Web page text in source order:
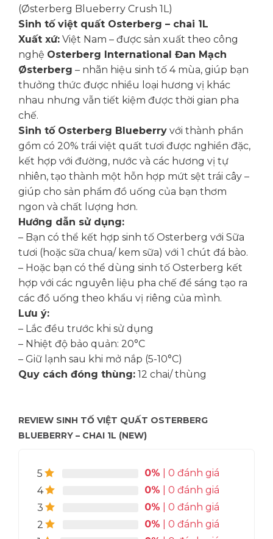
(Østerberg Blueberry Crush 1L)
Sinh tố việt quất Osterberg – chai 1L
Xuất xứ:Việt Nam – được sản xuất theo công
nghệ Osterberg International Đan Mạch
Østerberg – nhãn hiệu sinh tố 4 mùa, giúp bạn
thưởng thức được nhiều loại hương vị khác
nhau nhưng vẫn tiết kiệm được thời gian pha
chế.
Sinh tố Osterberg Blueberryvới thành phần
gồm có 20% trái việt quất tươi được nghiền đặc,
kết hợp với đường, nước và các hương vị tự
nhiên, tạo thành một hỗn hợp mứt sệt trái cây –
giúp cho sản phẩm đồ uống của bạn thơm
ngon và chất lượng hơn.
Hướng dẫn sử dụng:
– Bạn có thể kết hợp sinh tố Osterberg với Sữa
tươi (hoặc sữa chua/ kem sữa) với 1 chút đá bào.
– Hoặc bạn có thể dùng sinh tố Osterberg kết
hợp với các nguyên liệu pha chế để sáng tạo ra
các đồ uống theo khẩu vị riêng của mình.
Lưu ý:
– Lắc đều trước khi sử dụng
– Nhiệt độ bảo quản: 20°C
– Giữ lạnh sau khi mở nắp (5-10°C)
Quy cách đóng thùng:12 chai/ thùng
REVIEW SINH TỐ VIỆT QUẤT OSTERBERG
BLUEBERRY – CHAI 1L (NEW)
5 0% | 0 đánh giá
4
0% | 0 đánh giá
3
0% | 0 đánh giá
2
0% | 0 đánh giá